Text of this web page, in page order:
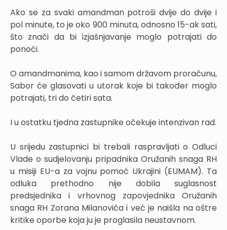
Ako se za svaki amandman potroši dvije do dvije i
pol minute, to je oko 900 minuta, odnosno 15-ak sati,
što znači da bi izjašnjavanje moglo potrajati do
ponoći.
O amandmanima, kao i samom državom proračunu,
Sabor će glasovati u utorak koje bi također moglo
potrajati, tri do četiri sata.
I u ostatku tjedna zastupnike očekuje intenzivan rad.
U srijedu zastupnici bi trebali raspravljati o Odluci
Vlade o sudjelovanju pripadnika Oružanih snaga RH
u misiji EU-a za vojnu pomoć Ukrajini (EUMAM). Ta
odluka prethodno nije dobila suglasnost
predsjednika i vrhovnog zapovjednika Oružanih
snaga RH Zorana Milanovića i već je naišla na oštre
kritike oporbe koja ju je proglasila neustavnom.